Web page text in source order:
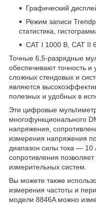
Графический
Режим записи
статистика,
CAT I 1000 В, CAT II
Точные 6,5-разрядные
обеспечивают точность
сложных стендовых и
являются
полезных и удобных в
Эти цифровые
многофункционального
напряжения,
измерения напряжения
диапазон силы тока — 10
сопротивления
измерительных систем.
Вы можете также
измерения частоты и
модели 8846A можно